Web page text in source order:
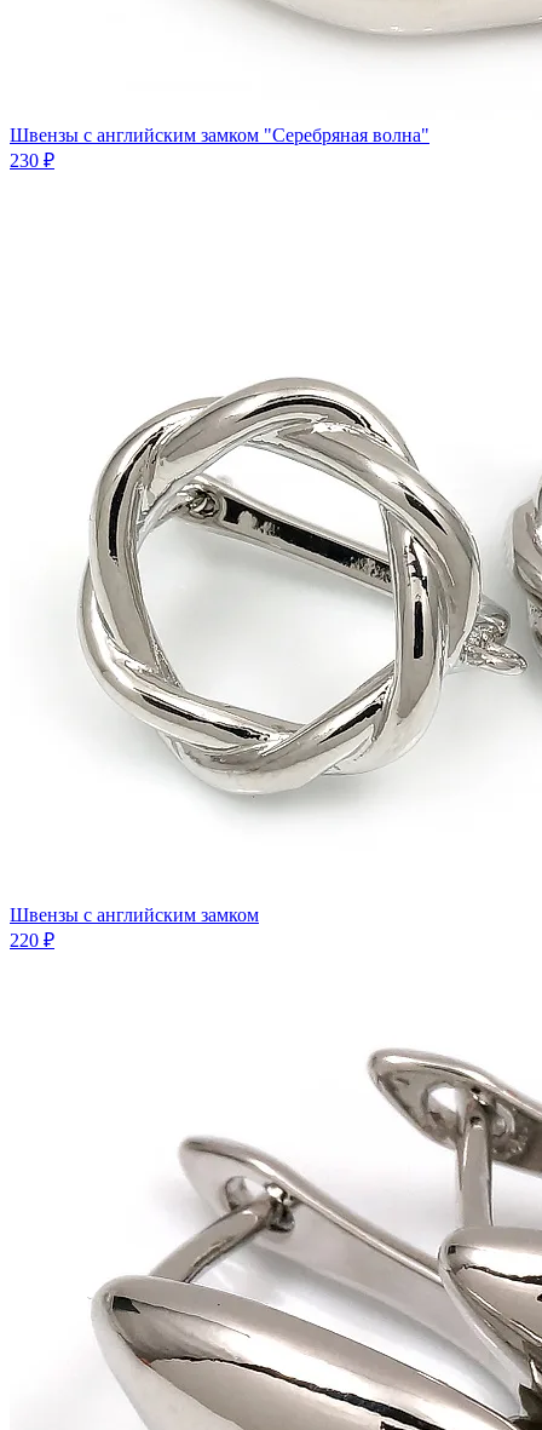
Швензы с английским замком "Серебряная волна"
230 ₽
Швензы с английским замком
220 ₽